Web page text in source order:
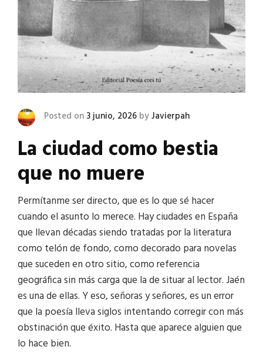
Posted on 3 junio, 2026 byJavierpah
La ciudad como bestia
que no muere
Permítanme ser directo, que es lo que sé hacer
cuando el asunto lo merece. Hay ciudades en España
que llevan décadas siendo tratadas por la literatura
como telón de fondo, como decorado para novelas
que suceden en otro sitio, como referencia
geográfica sin más carga que la de situar al lector. Jaén
es una de ellas. Y eso, señoras y señores, es un error
que la poesía lleva siglos intentando corregir con más
obstinación que éxito. Hasta que aparece alguien que
lo hace bien.